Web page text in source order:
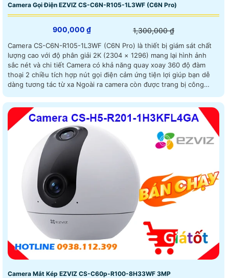
Camera Gọi Điện EZVIZ CS-C6N-R105-1L3WF (C6N Pro)
900,000 ₫ 1,300,000 ₫
Camera CS-C6N-R105-1L3WF (C6N Pro) là thiết bị giám sát chất
lượng cao với độ phân giải 2K (2304 × 1296) mang lại hình ảnh
sắc nét và chi tiết Camera có khả năng quay xoay 360 độ đàm
thoại 2 chiều tích hợp nút gọi điện cảm ứng tiện lợi giúp bạn dễ
dàng tương tác từ xa Ngoài ra camera còn được trang bị công
không gian của bạn. Camera giám sát Wifi CS-C6N-R105-1L3WF
có thể xem ban đêm và hồng ngoại 10m
Camera Mắt Kép EZVIZ CS-C60p-R100-8H33WF 3MP